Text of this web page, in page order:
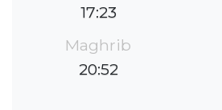
17:23
Maghrib
20:52